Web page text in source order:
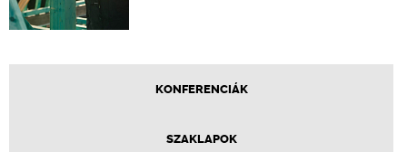
KONFERENCIÁK
SZAKLAPOK